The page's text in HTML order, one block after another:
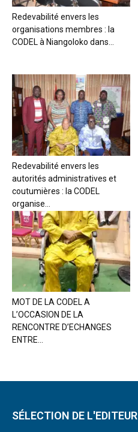
Redevabilité envers les
organisations membres : la
CODEL à Niangoloko dans...
Redevabilité envers les
autorités administratives et
coutumières : la CODEL
organise...
MOT DE LA CODEL A
L’OCCASION DE LA
RENCONTRE D’ECHANGES
ENTRE...
SÉLECTION DE L'EDITEUR